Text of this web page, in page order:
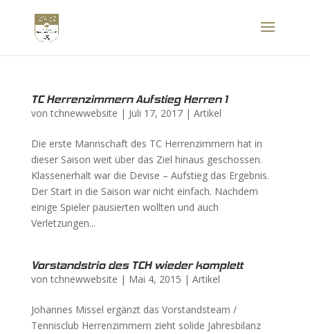
TC Herrenzimmern Aufstieg Herren 1
vontchnewwebsite | Juli 17, 2017| Artikel
Die erste Mannschaft des TC Herrenzimmern hat in
dieser Saison weit über das Ziel hinaus geschossen.
Klassenerhalt war die Devise – Aufstieg das Ergebnis.
Der Start in die Saison war nicht einfach. Nachdem
einige Spieler pausierten wollten und auch
Verletzungen...
Vorstandstrio des TCH wieder komplett
vontchnewwebsite | Mai 4, 2015 | Artikel
Johannes Missel ergänzt das Vorstandsteam /
Tennisclub Herrenzimmern zieht solide Jahresbilanz